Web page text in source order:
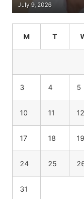
July 9, 2026
M T
3 4 5
10 11 12
17 18 19
24 25
31